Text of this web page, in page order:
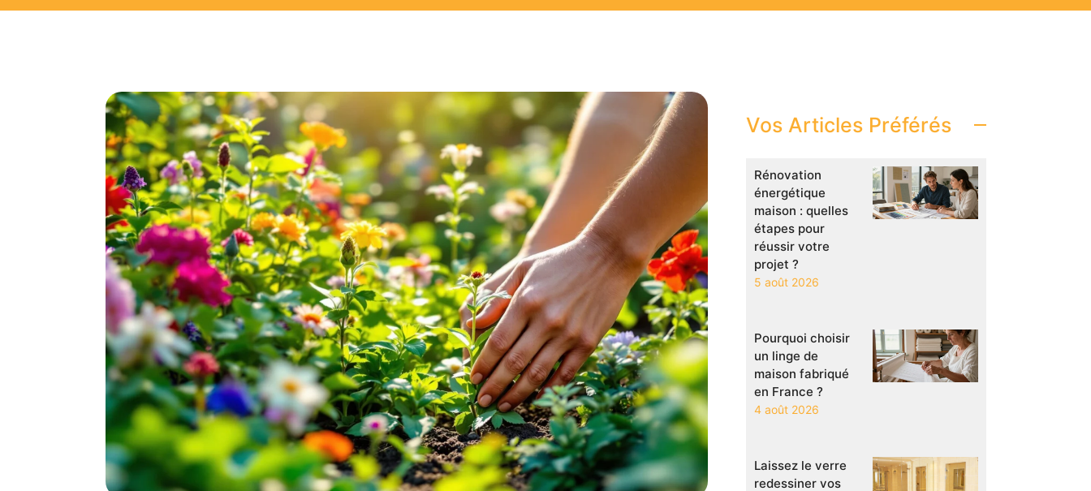
Vos Articles Préférés
Rénovation
énergétique
maison : quelles
étapes pour
réussir votre
projet ?
5 août 2026
Pourquoi choisir
un linge de
maison fabriqué
en France ?
4 août 2026
Laissez le verre
redessiner vos